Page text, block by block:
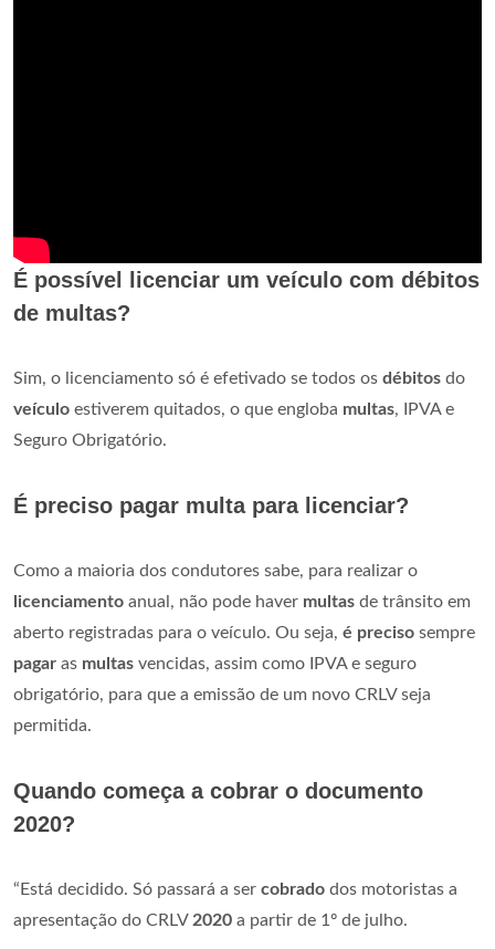
É possível licenciar um veículo com débitos
de multas?
Sim, o licenciamento só é efetivado se todos os débitos do
veículo estiverem quitados, o que engloba multas, IPVA e
Seguro Obrigatório.
É preciso pagar multa para licenciar?
Como a maioria dos condutores sabe, para realizar o
licenciamento anual, não pode haver multas de trânsito em
aberto registradas para o veículo. Ou seja, é preciso sempre
pagar as multas vencidas, assim como IPVA e seguro
obrigatório, para que a emissão de um novo CRLV seja
permitida.
Quando começa a cobrar o documento
2020?
“Está decidido. Só passará a ser cobrado dos motoristas a
apresentação do CRLV 2020 a partir de 1º de julho.